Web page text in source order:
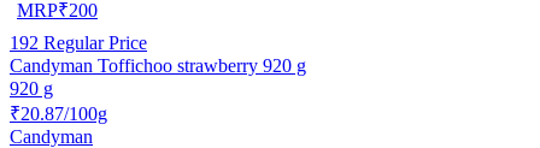
MRP₹200
192 Regular Price
Candyman Toffichoo strawberry 920 g
920 g
₹20.87/100g
Candyman